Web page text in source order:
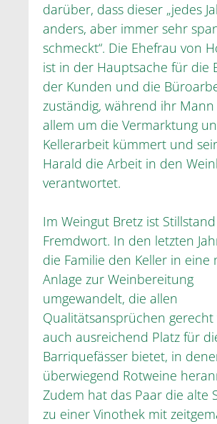
darüber, dass dieser „jedes
anders, aber immer sehr
schmeckt“. Die Ehefrau von
ist in der Hauptsache für die
der Kunden und die
zuständig, während ihr
allem um die Vermarktung
Kellerarbeit kümmert und
Harald die Arbeit in den
verantwortet.
Im Weingut Bretz ist
Fremdwort. In den letzten
die Familie den Keller in eine
Anlage zur Weinbereitung
umgewandelt, die allen
Qualitätsansprüchen
auch ausreichend Platz für
Barriquefässer bietet, in
überwiegend Rotweine
Zudem hat das Paar die alte
zu einer Vinothek mit